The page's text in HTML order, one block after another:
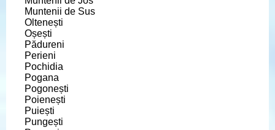
Muntenii de Sus
Oltenești
Oșești
Pădureni
Perieni
Pochidia
Pogana
Pogonești
Poienești
Puiești
Pungești